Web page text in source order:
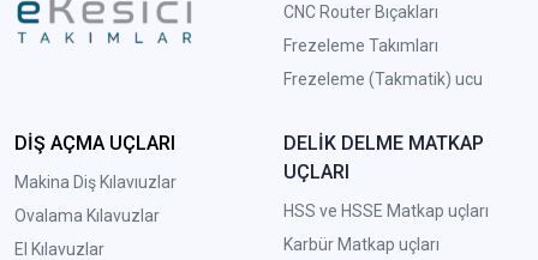
CNC Router Bıçakları
Frezeleme Takımları
Frezeleme (Takmatik) ucu
DİŞ AÇMA UÇLARI
Makina Diş Kılavıuzlar
Ovalama Kılavuzlar
El Kılavuzlar
DELİK DELME MATKAP
UÇLARI
HSS ve HSSE Matkap uçları
Karbür Matkap uçları